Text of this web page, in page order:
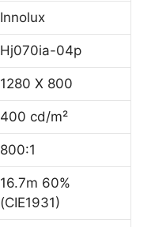
Innolux
Hj070ia-04p
1280 X 800
400 cd/m²
800:1
16.7m 60%
(CIE1931)